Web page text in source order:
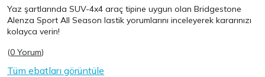
Yaz şartlarında SUV-4x4 araç tipine uygun olanBridgestone
Alenza Sport All Season lastik yorumlarını inceleyerek kararınızı
kolayca verin!
(0 Yorum)
Tüm ebatları görüntüle